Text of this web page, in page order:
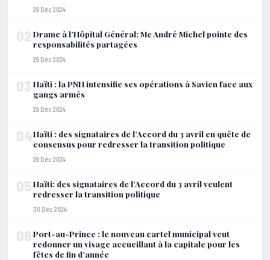
29 Déc 2024
02Drame à l’Hôpital Général: Me André Michel pointe des
responsabilités partagées
29 Déc 2024
03 Haïti : la PNH intensifie ses opérations à Savien face aux
gangs armés
29 Déc 2024
04Haïti : des signataires de l’Accord du 3 avril en quête de
consensus pour redresser la transition politique
29 Déc 2024
05Haïti: des signataires de l’Accord du 3 avril veulent
redresser la transition politique
30 Déc 2024
06Port-au-Prince : le nouveau cartel municipal veut
redonner un visage accueillant à la capitale pour les
fêtes de fin d’année